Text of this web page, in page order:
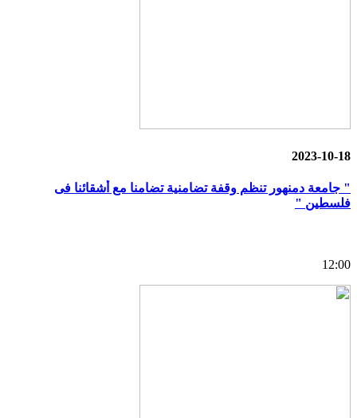
2023-10-18
" جامعة دمنهور تنظم وقفة تضامنية تضامنا مع أشقائنا فى
فلسطين "
12:00